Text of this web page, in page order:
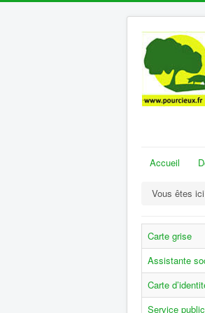
Accueil
Vous êtes
Carte grise
Assistante
Carte
Service